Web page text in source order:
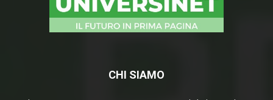
CHI SIAMO